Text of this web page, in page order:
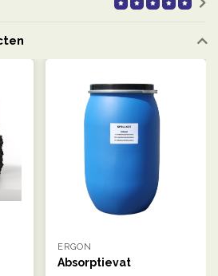
ERGON
Absorptievat